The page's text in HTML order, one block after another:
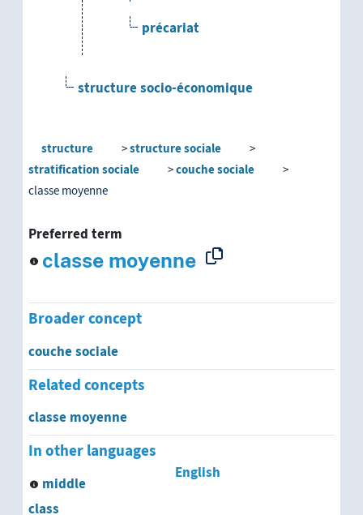
précariat
structure socio-économique
structure
structure sociale
stratification sociale
couche sociale
classe moyenne
Preferred term
classe moyenne
Broader concept
couche sociale
Related concepts
classe moyenne
In other languages
English
middle
class